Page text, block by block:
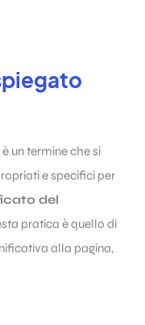
un termine che si
e specifici per
del
pratica è quello di
alla pagina,